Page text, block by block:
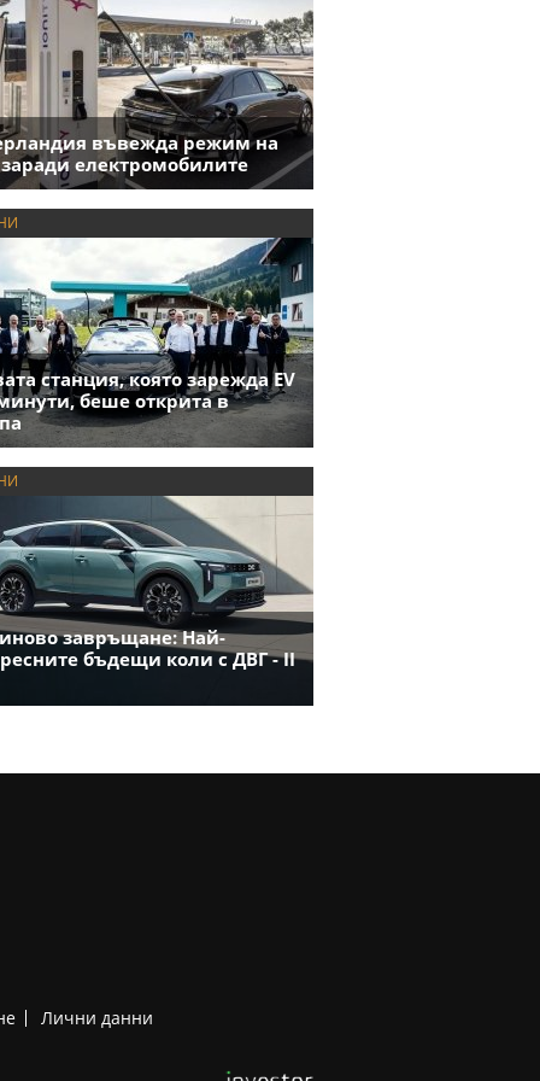
въвежда режим на
заради електромобилите
станция, която зарежда EV
беше открита в
завръщане: Най-
бъдещи коли с ДВГ - II
Лични данни